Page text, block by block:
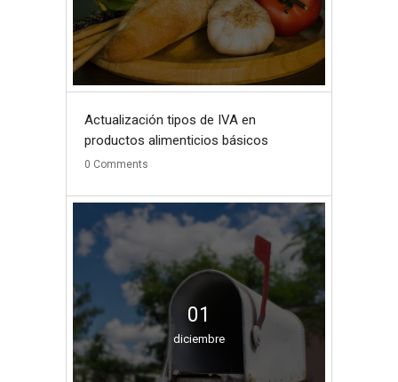
Actualización tipos de IVA en
productos alimenticios básicos
0 Comments
01
diciembre